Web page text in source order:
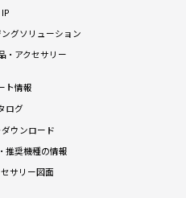
IP
グソリューション
・アクセサリー
ト情報
ログ
ウンロード
推奨機種の情報
サリー図面